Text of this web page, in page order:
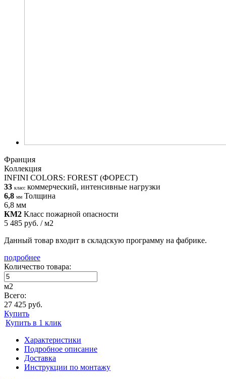
Франция
Коллекция
INFINI COLORS: FOREST (ФОРЕСТ)
33 класс коммерческий, интенсивные нагрузки
6,8 мм Толщина
6,8 мм
КМ2 Класс пожарной опасности
5 485 руб. / м2
Данный товар входит в складскую программу на фабрике.
подробнее
Количество товара:
м2
Всего:
27 425 руб.
Купить
Купить в 1 клик
Характеристики
Подробное описание
Доставка
Инструкции по монтажу